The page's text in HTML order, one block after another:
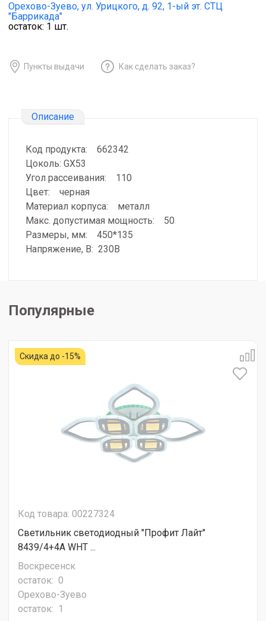
Орехово-Зуево, ул. Урицкого, д. 92, 1-ый эт. СТЦ
"Баррикада"
остаток: 1 шт.
Пункты выдачи Как сделать заказ?
Описание
Код продукта: 662342
Цоколь: GX53
Угол рассеивания: 110
Цвет: черная
Материал корпуса: металл
Макс. допустимая мощность: 50
Размеры, мм: 450*135
Напряжение, В: 230В
Популярные
Скидка до -15%
Код товара: 00227324
Светильник светодиодный "Профит Лайт"
8439/4+4A WHT ...
Воскресенск
остаток: 0
Орехово-Зуево
остаток: 1